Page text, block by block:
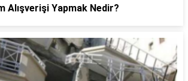
Alışverişi Yapmak Nedir?